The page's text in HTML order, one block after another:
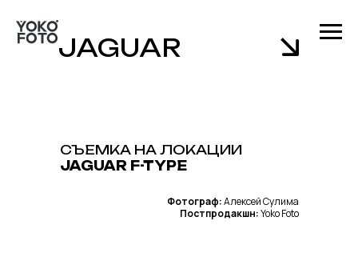
JAGUAR
СЪЕМКА НА ЛОКАЦИИ
JAGUAR F-TYPE
Фотограф:Алексей Сулима
Постпродакшн:Yoko Foto